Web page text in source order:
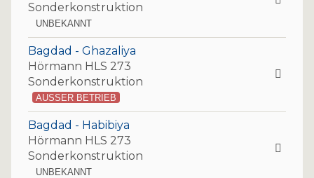
Sonderkonstruktion
UNBEKANNT
Bagdad - Ghazaliya
Hörmann HLS 273
Sonderkonstruktion
AUSSER BETRIEB
Bagdad - Habibiya
Hörmann HLS 273
Sonderkonstruktion
UNBEKANNT